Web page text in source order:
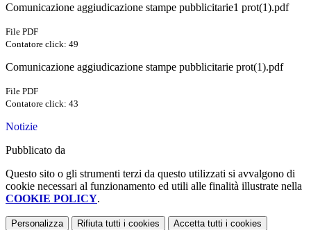
Comunicazione aggiudicazione stampe pubblicitarie1 prot(1).pdf
File PDF
Contatore click: 49
Comunicazione aggiudicazione stampe pubblicitarie prot(1).pdf
File PDF
Contatore click: 43
Notizie
Pubblicato da
Questo sito o gli strumenti terzi da questo utilizzati si avvalgono di
cookie necessari al funzionamento ed utili alle finalità illustrate nella
COOKIE POLICY.
Personalizza Rifiuta tutti i cookies Accetta tutti i cookies